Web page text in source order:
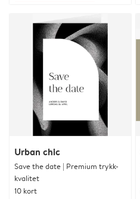
Urban chic
Save the date | Premium trykk-
kvalitet
10 kort